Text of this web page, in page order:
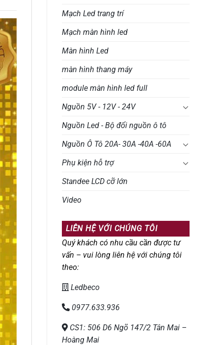
Mạch Led trang trí
Mạch màn hình led
Màn hình Led
màn hình thang máy
module màn hình led full
Nguồn 5V - 12V - 24V
Nguồn Led - Bộ đổi nguồn ô tô
Nguồn Ô Tô 20A- 30A -40A -60A
Phụ kiện hỗ trợ
Standee LCD cỡ lớn
Video
LIÊN HỆ VỚI CHÚNG TÔI
Quý khách có nhu cầu cần được tư
vấn – vui lòng liên hệ với chúng tôi
theo:
Ledbeco
0977.633.936
CS1: 506 D6 Ngõ 147/2 Tân Mai –
Hoàng Mai